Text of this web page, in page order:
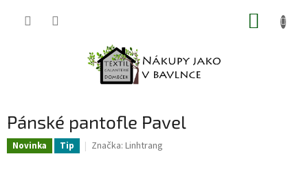
Pánské pantofle Pavel
Novinka Tip Značka: Linhtrang